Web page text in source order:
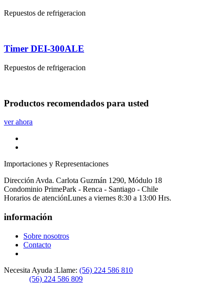
Repuestos de refrigeracion
Timer DEI-300ALE
Repuestos de refrigeracion
Productos recomendados para usted
ver ahora
Importaciones y Representaciones
Dirección Avda. Carlota Guzmán 1290, Módulo 18
Condominio PrimePark - Renca - Santiago - Chile
Horarios de atenciónLunes a viernes 8:30 a 13:00 Hrs.
información
Sobre nosotros
Contacto
Necesita Ayuda :Llame: (56) 224 586 810
(56) 224 586 809